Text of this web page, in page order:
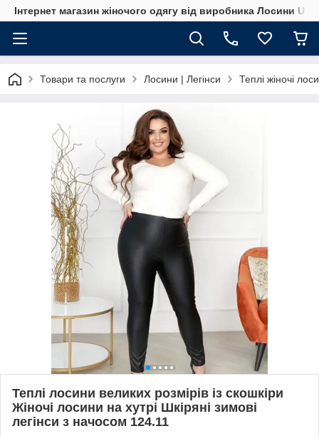
Інтернет магазин жіночого одягу від виробника Лосини UA
Товари та послуги Лосини | Легінси Теплі жіночі
Теплі лосини великих розмірів із скошкіри
Жіночі лосини на хутрі Шкіряні зимові
легінси з начосом 124.11